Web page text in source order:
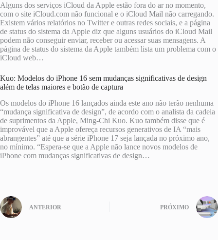
Alguns dos serviços iCloud da Apple estão fora do ar no momento,
com o site iCloud.com não funcional e o iCloud Mail não carregando.
Existem vários relatórios no Twitter e outras redes sociais, e a página
de status do sistema da Apple diz que alguns usuários do iCloud Mail
podem não conseguir enviar, receber ou acessar suas mensagens. A
página de status do sistema da Apple também lista um problema com o
iCloud web…
Kuo: Modelos do iPhone 16 sem mudanças significativas de design
além de telas maiores e botão de captura
Os modelos do iPhone 16 lançados ainda este ano não terão nenhuma
“mudança significativa de design”, de acordo com o analista da cadeia
de suprimentos da Apple, Ming-Chi Kuo. Kuo também disse que é
improvável que a Apple ofereça recursos generativos de IA “mais
abrangentes” até que a série iPhone 17 seja lançada no próximo ano,
no mínimo. “Espera-se que a Apple não lance novos modelos de
iPhone com mudanças significativas de design…
ANTERIOR PRÓXIMO